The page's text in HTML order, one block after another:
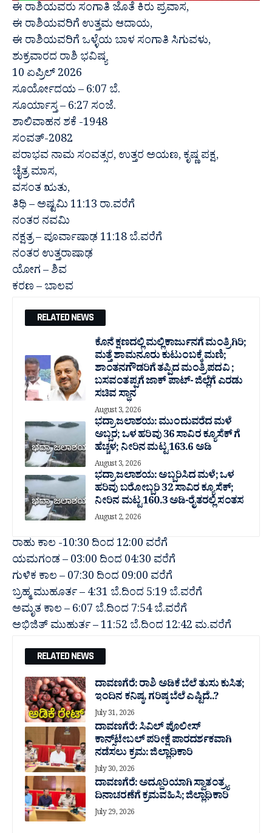
ಈ ರಾಶಿಯವರು ಸಂಗಾತಿ ಜೊತೆ ಕಿರು ಪ್ರವಾಸ,
ಈ ರಾಶಿಯವರಿಗೆ ಉತ್ತಮ ಆದಾಯ,
ಈ ರಾಶಿಯವರಿಗೆ ಒಳ್ಳೆಯ ಬಾಳ ಸಂಗಾತಿ ಸಿಗುವಳು,
ಶುಕ್ರವಾರದ ರಾಶಿ ಭವಿಷ್ಯ
10 ಏಪ್ರಿಲ್ 2026
ಸೂರ್ಯೋದಯ – 6:07 ಬೆ.
ಸೂರ್ಯಾಸ್ತ – 6:27 ಸಂಜೆ.
ಶಾಲಿವಾಹನ ಶಕೆ -1948
ಸಂವತ್-2082
ಪರಾಭವ ನಾಮ ಸಂವತ್ಸರ, ಉತ್ತರ ಅಯಣ, ಕೃಷ್ಣ ಪಕ್ಷ,
ಚೈತ್ರ ಮಾಸ,
ವಸಂತ ಋತು,
ತಿಥಿ – ಅಷ್ಟಮಿ 11:13 ರಾ.ವರೆಗೆ
ನಂತರ ನವಮಿ
ನಕ್ಷತ್ರ – ಪೂರ್ವಾಷಾಢ 11:18 ಬೆ.ವರೆಗೆ
ನಂತರ ಉತ್ತರಾಷಾಢ
ಯೋಗ – ಶಿವ
ಕರಣ – ಬಾಲವ
RELATED NEWS
ಕೊನೆ ಕ್ಷಣದಲ್ಲಿ ಮಲ್ಲಿಕಾರ್ಜುನಗೆ ಮಂತ್ರಿಗಿರಿ;
ಮತ್ತೆ ಶಾಮನೂರು ಕುಟುಂಬಕ್ಕೆ ಮಣಿ;
ಶಾಂತನಗೌಡರಿಗೆ ತಪ್ಪಿದ ಮಂತ್ರಿ ಪದವಿ ;
ಬಸವಂತಪ್ಪಗೆ ಜಾಕ್ ಪಾಟ್- ಜಿಲ್ಲೆಗೆ ಎರಡು
ಸಚಿವ ಸ್ಥಾನ
August 3, 2026
ಭದ್ರಾ ಜಲಾಶಯ: ಮುಂದುವರೆದ ಮಳೆ
ಅಬ್ಬರ; ಒಳ ಹರಿವು 36 ಸಾವಿರ‌ ಕ್ಯೂಸೆಕ್ ಗೆ
ಹೆಚ್ಚಳ; ನೀರಿನ ಮಟ್ಟ 163.6 ಅಡಿ
August 3, 2026
ಭದ್ರಾ ಜಲಾಶಯ: ಅಬ್ಬರಿಸಿದ ಮಳೆ; ಒಳ
ಹರಿವು ಬರೋಬ್ಬರಿ 32 ಸಾವಿರ‌ ಕ್ಯೂಸೆಕ್;
ನೀರಿನ ಮಟ್ಟ 160.3 ಅಡಿ-ರೈತರಲ್ಲಿ ಸಂತಸ
August 2, 2026
ರಾಹು ಕಾಲ -10:30 ದಿಂದ 12:00 ವರೆಗೆ
ಯಮಗಂಡ – 03:00 ದಿಂದ 04:30 ವರೆಗೆ
ಗುಳಿಕ ಕಾಲ – 07:30 ದಿಂದ 09:00 ವರೆಗೆ
ಬ್ರಹ್ಮ ಮುಹೂರ್ತ – 4:31 ಬೆ.ದಿಂದ 5:19 ಬೆ.ವರೆಗೆ
ಅಮೃತ ಕಾಲ – 6:07 ಬೆ.ದಿಂದ 7:54 ಬೆ.ವರೆಗೆ
ಅಭಿಜಿತ್ ಮುಹುರ್ತ – 11:52 ಬೆ.ದಿಂದ 12:42 ಮ.ವರೆಗೆ
RELATED NEWS
ದಾವಣಗೆರೆ: ರಾಶಿ ಅಡಿಕೆ ಬೆಲೆ ತುಸು‌ ಕುಸಿತ;
ಇಂದಿನ ಕನಿಷ್ಠ, ಗರಿಷ್ಠ ಬೆಲೆ ಎಷ್ಟಿದೆ..?
July 31, 2026
ದಾವಣಗೆರೆ: ಸಿವಿಲ್ ಪೊಲೀಸ್
ಕಾನ್ಸ್‌ಟೇಬಲ್ ಪರೀಕ್ಷೆ ಪಾರದರ್ಶಕವಾಗಿ
ನಡೆಸಲು ಕ್ರಮ: ಜಿಲ್ಲಾಧಿಕಾರಿ
July 30, 2026
ದಾವಣಗೆರೆ: ಅದ್ದೂರಿಯಾಗಿ ಸ್ವಾತಂತ್ರ್ಯ
ದಿನಾಚರಣೆಗೆ ಕ್ರಮವಹಿಸಿ; ಜಿಲ್ಲಾಧಿಕಾರಿ
July 29, 2026